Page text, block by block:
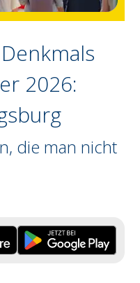
2026:
die man nicht